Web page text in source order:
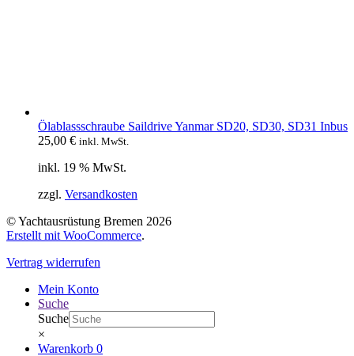
Ölablassschraube Saildrive Yanmar SD20, SD30, SD31 Inbus
25,00 € inkl. MwSt.
inkl. 19 % MwSt.
zzgl. Versandkosten
© Yachtausrüstung Bremen 2026
Erstellt mit WooCommerce.
Vertrag widerrufen
Mein Konto
Suche
Suche
×
Warenkorb 0